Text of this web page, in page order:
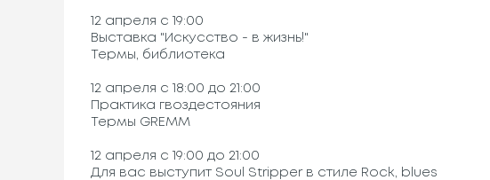
12 апреля с 19:00
Выставка "Искусство - в жизнь!"
Термы, библиотека
12 апреля с 18:00 до 21:00
Практика гвоздестояния
Термы GREMM
12 апреля с 19:00 до 21:00
Для вас выступит Soul Stripper в стиле Rock, blues